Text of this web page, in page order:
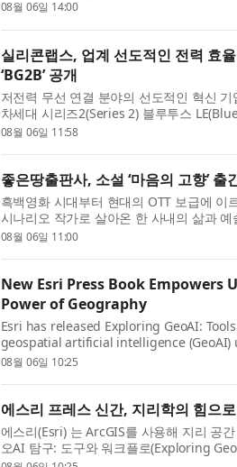
고도 기대만큼 감동하지 못하거나 때로는
08월 06일 14:00
실리콘랩스, 업계 선도적인 전력 효
‘BG2B’ 공개
저전력 무선 연결 분야의 선도적인 혁신
차세대 시리즈2(Series 2) 블루투스
BG2B는 업계 최고 수준의 전력 효율, 보
08월 06일 11:58
좋은땅출판사, 소설 ‘마음의 고향’ 출
흑백영화 시대부터 현대의 OTT 보급에
시나리오 작가로 살아온 한 사내의 삶과
소설 ‘마음의 고향’이 좋은땅출판사에서
08월 06일 11:00
New Esri Press Book
Power of Geography
Esri has released Exploring GeoAI:
geospatial artificial intelligence (GeoAI)
analysts, and data scientists, this
08월 06일 10:25
에스리 프레스 신간, 지리학의 힘으
에스리(Esri) 는 ArcGIS를 사용해 지리 공
오AI 탐구: 도구와 워크플로(Exploring